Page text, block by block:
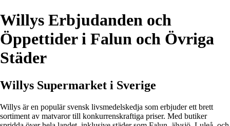
Willys Erbjudanden och
Öppettider i Falun och Övriga
Städer
Willys Supermarket i Sverige
Willys är en populär svensk livsmedelskedja som erbjuder ett brett
sortiment av matvaror till konkurrenskraftiga priser. Med butiker